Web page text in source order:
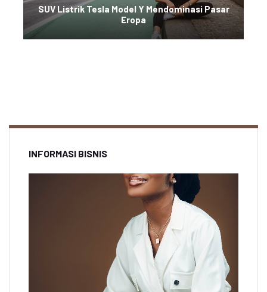
SUV Listrik Tesla Model Y Mendominasi Pasar
Eropa
INFORMASI BISNIS